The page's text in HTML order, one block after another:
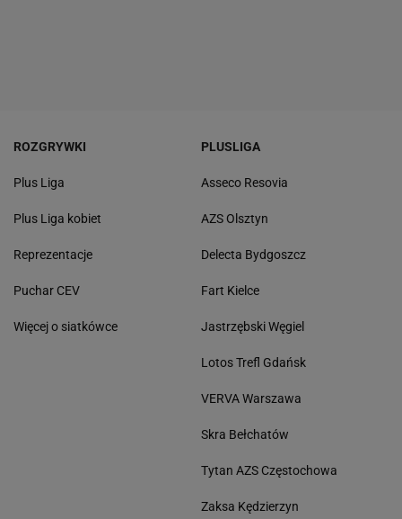
ROZGRYWKI
Plus Liga
Plus Liga kobiet
Reprezentacje
Puchar CEV
Więcej o siatkówce
PLUSLIGA
Asseco Resovia
AZS Olsztyn
Delecta Bydgoszcz
Fart Kielce
Jastrzębski Węgiel
Lotos Trefl Gdańsk
VERVA Warszawa
Skra Bełchatów
Tytan AZS Częstochowa
Zaksa Kędzierzyn